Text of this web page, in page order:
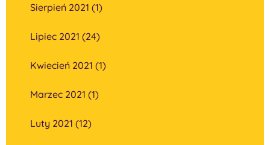
Sierpień 2021 (1)
Lipiec 2021 (24)
Kwiecień 2021 (1)
Marzec 2021 (1)
Luty 2021 (12)